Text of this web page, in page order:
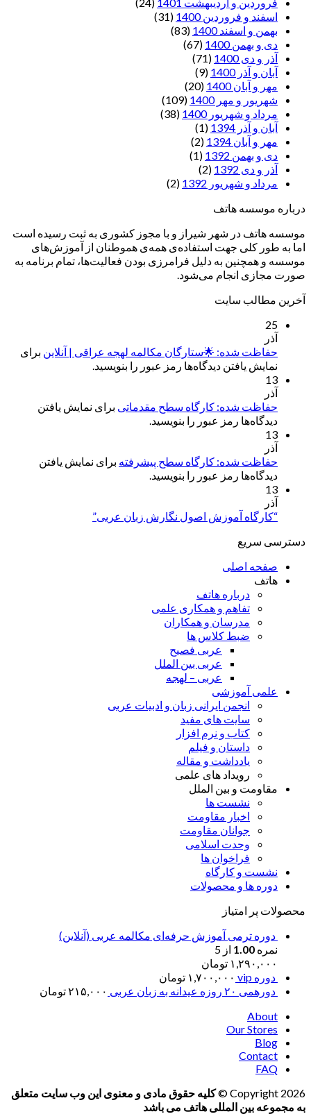
اسفند و فروردین 1400
(31)
بهمن و اسفند 1400
(83)
دی و بهمن 1400
(67)
آذر و دی 1400
(71)
آبان و آذر 1400
(9)
مهر و آبان 1400
(20)
شهریور و مهر 1400
(109)
مرداد و شهریور 1400
(38)
آبان و آذر 1394
(1)
مهر و آبان 1394
(2)
دی و بهمن 1392
(1)
آذر و دی 1392
(2)
مرداد و شهریور 1392
(2)
درباره موسسه هاتف
موسسه هاتف در شهر شیراز و با مجوز کشوری به ثبت رسیده است
اما به طور کلی جهت استفاده‌ی همه‌ی هموطنان از آموزش‌های
موسسه و همچنین به دلیل فرامرزی بودن فعالیت‌ها، تمام برنامه به
صورت مجازی انجام می‌شود.
آخرین مطالب سایت
25
آذر
حفاظت شده: 🌟ستارگان مکالمه لهجه عراقی | آنلاین برای
نمایش یافتن دیدگاه‌ها رمز عبور را بنویسید.
13
آذر
حفاظت شده: کارگاه سطح مقدماتی برای نمایش یافتن
دیدگاه‌ها رمز عبور را بنویسید.
13
آذر
حفاظت شده: کارگاه سطح پیشرفته برای نمایش یافتن
دیدگاه‌ها رمز عبور را بنویسید.
13
آذر
“کارگاه آموزش اصول نگارش زبان عربی”
دسترسی سریع
صفحه اصلی
هاتف
درباره هاتف
تفاهم و همکاری علمی
مدرسان و همکاران
ضبط کلاس ها
عربی فصیح
عربی بین الملل
عربی – لهجه
علمی آموزشی
انجمن ایرانی زبان و ادبیات عربی
سایت های مفید
کتاب و نرم افزار
داستان و فیلم
یادداشت و مقاله
رویداد های علمی
مقاومت و بین الملل
نشست ها
اخبار مقاومت
جوانان مقاومت
وحدت اسلامی
فراخوان ها
نشست و کارگاه
دوره ها و محصولات
محصولات پر امتیاز
دوره ترمی آموزش حرفه‌ای مکالمه عربی (آنلاین)
نمره 1.00 از 5
۱,۲۹۰,۰۰۰ تومان
دوره vip
۱,۷۰۰,۰۰۰ تومان
دورهمی ۲۰ روزه عیدانه به زبان عربی
۲۱۵,۰۰۰تومان
About
Our Stores
Blog
Contact
FAQ
Copyright 2026 ©
کلیه حقوق مادی و معنوی این وب سایت متعلق
به مجموعه بین المللی هاتف می باشد